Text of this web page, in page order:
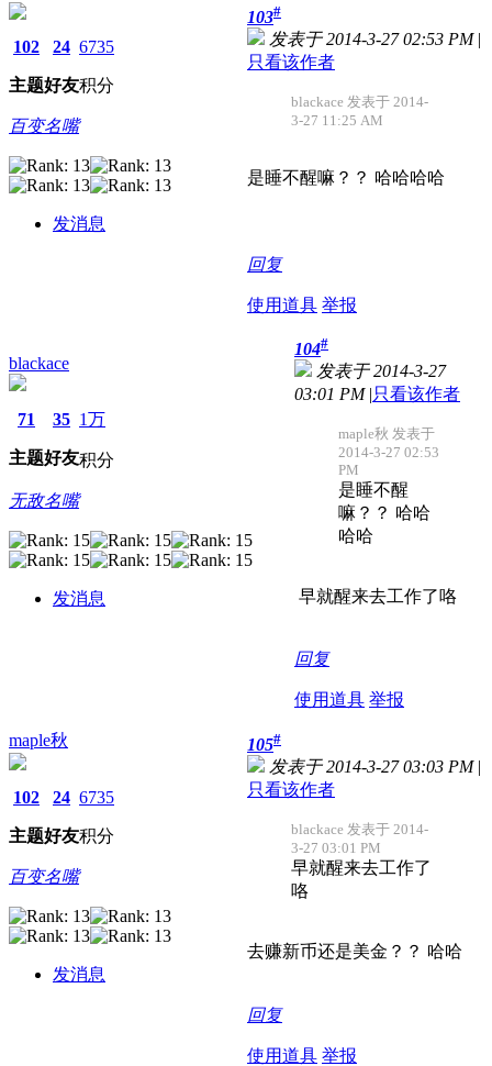
102
主题
24
好友
6735
积分
百变名嘴
发消息
103#
发表于 2014-3-27 02:53 PM |
只看该作者
blackace 发表于 2014-
3-27 11:25 AM
是睡不醒嘛？？ 哈哈哈哈
回复
使用道具 举报
blackace
71
主题
35
好友
1万
积分
无敌名嘴
发消息
104#
发表于 2014-3-27
03:01 PM |只看该作者
maple秋 发表于
2014-3-27 02:53
PM
是睡不醒
嘛？？ 哈哈
哈哈
早就醒来去工作了咯
回复
使用道具 举报
maple秋
102
主题
24
好友
6735
积分
百变名嘴
发消息
105#
发表于 2014-3-27 03:03 PM |
只看该作者
blackace 发表于 2014-
3-27 03:01 PM
早就醒来去工作了
咯
去赚新币还是美金？？ 哈哈
回复
使用道具 举报